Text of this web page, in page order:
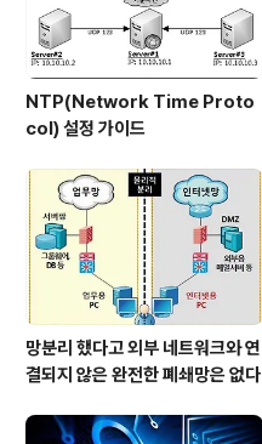
NTP(Network Time Proto
col) 설정 가이드
망분리 했다고 외부 네트워크와 연
결되지 않은 완전한 폐쇄망은 없다